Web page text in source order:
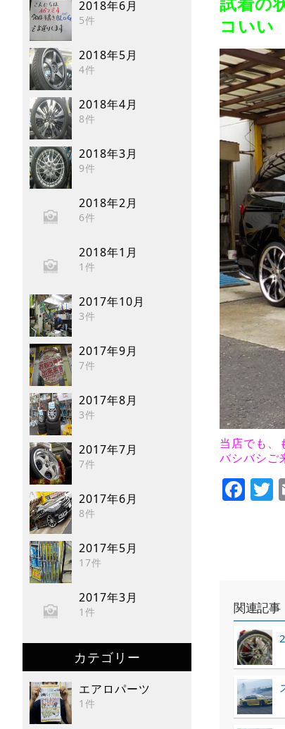
2018年6月
5件
2018年5月
4件
2018年4月
8件
2018年3月
9件
2018年2月
6件
2018年1月
1件
2017年10月
3件
2017年9月
7件
2017年8月
3件
2017年7月
7件
2017年6月
8件
2017年5月
17件
2017年3月
1件
カテゴリー
エアロパーツ
1件
試着の
コいい
当店でも、
バシバシご
関連記事